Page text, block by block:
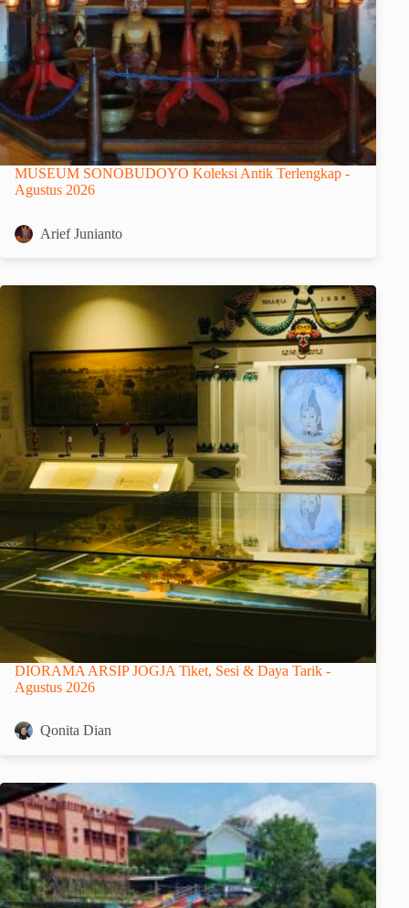
MUSEUM SONOBUDOYO Koleksi Antik Terlengkap -
Agustus 2026
Arief Junianto
DIORAMA ARSIP JOGJA Tiket, Sesi & Daya Tarik -
Agustus 2026
Qonita Dian